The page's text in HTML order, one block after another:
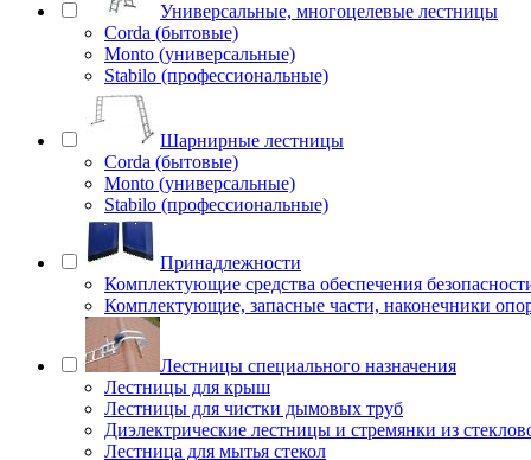
Универсальные, многоцелевые лестницы
Corda (бытовые)
Monto (универсальные)
Stabilo (профессиональные)
Шарнирные лестницы
Corda (бытовые)
Monto (универсальные)
Stabilo (профессиональные)
Принадлежности
Комплектующие средства обеспечения
Комплектующие, запасные части, наконечники
Лестницы специального назначения
Лестницы для крыш
Лестницы для чистки дымовых труб
Диэлектрические лестницы и стремянки из
Лестница для мытья стекол